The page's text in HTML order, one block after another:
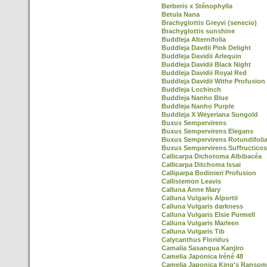
Berberis x Sténophylla
Betula Nana
Brachyglottis Greyvi (senecio)
Brachyglottis sunshine
Buddleja Alternifolia
Buddleja Davdii Pink Delight
Buddleja Davidii Arlequin
Buddleja Davidii Black Night
Buddleja Davidii Royal Red
Buddleja Davidii Withe Profusion
Buddleja Lochinch
Buddleja Nanho Blue
Buddleja Nanho Purple
Buddleja X Weyeriana Sungold
Buxus Sempervirens
Buxus Sempervirens Elegans
Buxus Sempervirens Rotundifolia
Buxus Sempervirens
Callicarpa Dichotoma Albibacéa
Callicarpa Ditchoma Issai
Calliparpa Bodinieri Profusion
Callistemon Leavis
Calluna Anne Mary
Calluna Vulgaris Alportii
Calluna Vulgaris darkness
Calluna Vulgaris Elsie Purmell
Calluna Vulgaris Marleen
Calluna Vulgaris Tib
Calycanthus Floridus
Camalia Sasanqua Kanjiro
Camelia Japonica Iréné 48
Camelia Japonica King's Ransom